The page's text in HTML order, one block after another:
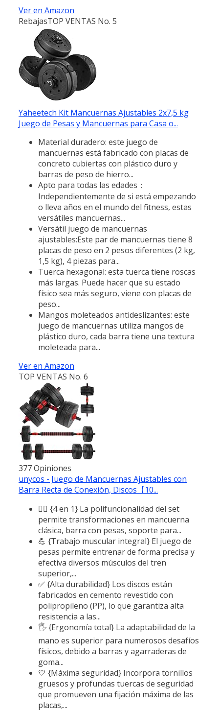
Ver en Amazon
RebajasTOP VENTAS No. 5
Yaheetech Kit Mancuernas Ajustables 2x7,5 kg
Juego de Pesas y Mancuernas para Casa o...
Material duradero: este juego de
mancuernas está fabricado con placas de
concreto cubiertas con plástico duro y
barras de peso de hierro...
Apto para todas las edades：
Independientemente de si está empezando
o lleva años en el mundo del fitness, estas
versátiles mancuernas...
Versátil juego de mancuernas
ajustables:Este par de mancuernas tiene 8
placas de peso en 2 pesos diferentes (2 kg,
1,5 kg), 4 piezas para...
Tuerca hexagonal: esta tuerca tiene roscas
más largas. Puede hacer que su estado
físico sea más seguro, viene con placas de
peso...
Mangos moleteados antideslizantes: este
juego de mancuernas utiliza mangos de
plástico duro, cada barra tiene una textura
moleteada para...
Ver en Amazon
TOP VENTAS No. 6
377 Opiniones
unycos - Juego de Mancuernas Ajustables con
Barra Recta de Conexión, Discos【10...
🏋️‍♂️ {4 en 1} La polifuncionalidad del set
permite transformaciones en mancuerna
clásica, barra con pesas, soporte para...
💪 {Trabajo muscular integral} El juego de
pesas permite entrenar de forma precisa y
efectiva diversos músculos del tren
superior,...
✅ {Alta durabilidad} Los discos están
fabricados en cemento revestido con
polipropileno (PP), lo que garantiza alta
resistencia a las...
🖐️ {Ergonomía total} La adaptabilidad de la
mano es superior para numerosos desafíos
físicos, debido a barras y agarraderas de
goma...
💙 {Máxima seguridad} Incorpora tornillos
gruesos y profundas tuercas de seguridad
que promueven una fijación máxima de las
placas,...